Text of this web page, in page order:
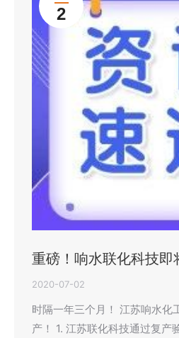
2
重磅！响水联化科技即
2020-07-02
时隔一年三个月！ 江苏响水化
产！ 1. 江苏联化科技通过复产